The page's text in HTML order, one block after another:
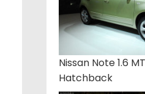
Nissan Note 1.6
Hatchback